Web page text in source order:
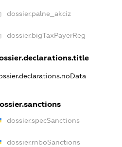
dossier.palne_akciz
dossier.bigTaxPayerReg
dossier.specSanctions
dossier.rnboSanctions